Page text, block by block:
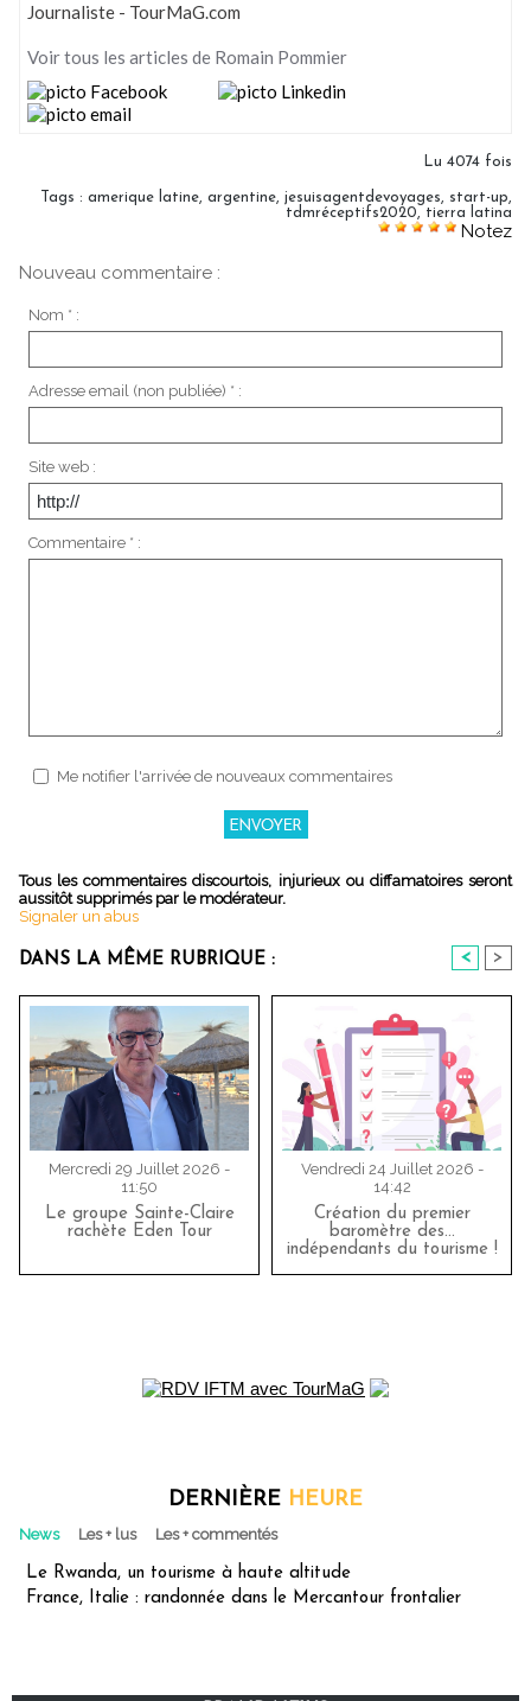
Journaliste - TourMaG.com
Voir tous les articles de Romain Pommier
Lu 4074 fois
Tags : amerique latine, argentine, jesuisagentdevoyages, start-up,
tdmréceptifs2020, tierra latina
Notez
Nouveau commentaire :
Nom * :
Adresse email (non publiée) * :
Site web :
Commentaire * :
Me notifier l'arrivée de nouveaux commentaires
Tous les commentaires discourtois, injurieux ou diffamatoires seront
aussitôt supprimés par le modérateur.
Signaler un abus
DANS LA MÊME RUBRIQUE : < >
Mercredi 29 Juillet 2026 -
11:50
Le groupe Sainte-Claire
rachète Eden Tour
Vendredi 24 Juillet 2026 -
14:42
Création du premier
baromètre des…
indépendants du tourisme !
DERNIÈRE HEURE
News Les + lus Les + commentés
Le Rwanda, un tourisme à haute altitude
France, Italie : randonnée dans le Mercantour frontalier